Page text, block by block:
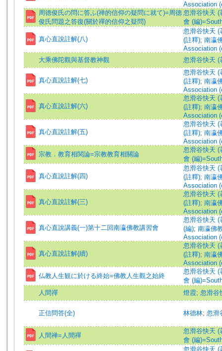
Association
周德俊氏の問に答ふ(禅的信仰の疑問に就て)=周德
俊氏問題之答復(關於禪的信仰之疑問)
忽滑谷快天 (
會 (編
真心直說註解(八)
忽滑谷快天 (
(註釋); 南瀛
Association
大乘佛陀觀與基督教神觀
忽滑谷快天 (
真心直說註解(七)
忽滑谷快天 (
(註釋); 南瀛
Association
真心直說註解(六)
忽滑谷快天 (
(註釋); 南瀛
Association
真心直說註解(五)
忽滑谷快天 (
(註釋); 南瀛
Association
宗教．教育相関論=宗教教育相關論
忽滑谷快天 (
會 (編
真心直說註解(四)
忽滑谷快天 (
(註釋); 南瀛
Association
真心直說註解(三)
忽滑谷快天 (
(註釋); 南瀛
Association
真心直說講義(一)第十二回南瀛佛教講習會
忽滑谷快天 (
(編); 南瀛佛
Association
真心直說註解(續)
忽滑谷快天 (
(註釋); 南瀛
Association
仏教人生観に於ける終始=佛教人生觀之始終
忽滑谷快天 (
會 (編
人間禪
燈霞; 忽滑谷
正信問答(全) 林德林; 忽滑
人間禅=人間禪
忽滑谷快天 (
會 (編
忽滑谷快天 (